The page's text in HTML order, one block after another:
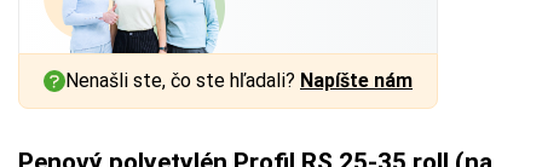
Nenašli ste, čo ste hľadali? Napíšte nám